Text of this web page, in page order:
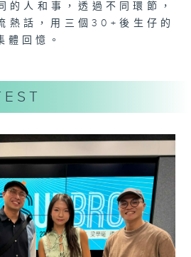
的人和事，透過不同環節，
熱話，用三個30+後生仔的
體回憶。